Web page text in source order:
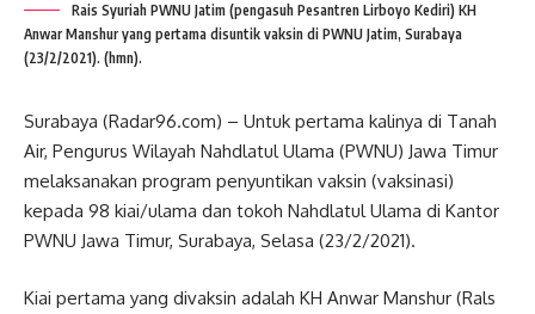
Rais Syuriah PWNU Jatim (pengasuh Pesantren Lirboyo Kediri) KH
Anwar Manshur yang pertama disuntik vaksin di PWNU Jatim, Surabaya
(23/2/2021). (hmn).
Surabaya (Radar96.com) – Untuk pertama kalinya di Tanah
Air, Pengurus Wilayah Nahdlatul Ulama (PWNU) Jawa Timur
melaksanakan program penyuntikan vaksin (vaksinasi)
kepada 98 kiai/ulama dan tokoh Nahdlatul Ulama di Kantor
PWNU Jawa Timur, Surabaya, Selasa (23/2/2021).
Kiai pertama yang divaksin adalah KH Anwar Manshur (Rals